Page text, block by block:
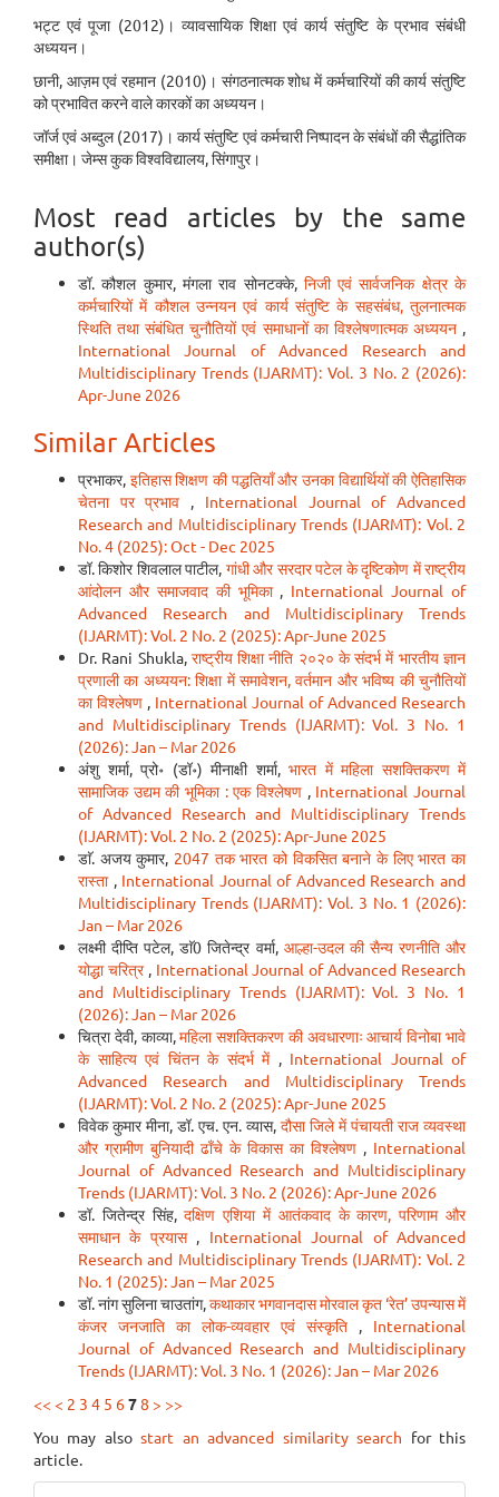
भट्ट एवं पूजा (2012)। व्यावसायिक शिक्षा एवं कार्य संतुष्टि के प्रभाव संबंधी
अध्ययन।
छानी, आज़म एवं रहमान (2010)। संगठनात्मक शोध में कर्मचारियों की कार्य संतुष्टि
को प्रभावित करने वाले कारकों का अध्ययन।
जॉर्ज एवं अब्दुल (2017)। कार्य संतुष्टि एवं कर्मचारी निष्पादन के संबंधों की सैद्धांतिक
समीक्षा। जेम्स कुक विश्वविद्यालय, सिंगापुर।
Most read articles by the same
author(s)
डॉ. कौशल कुमार, मंगला राव सोनटक्के, निजी एवं सार्वजनिक क्षेत्र के
कर्मचारियों में कौशल उन्नयन एवं कार्य संतुष्टि के सहसंबंध, तुलनात्मक
स्थिति तथा संबंधित चुनौतियों एवं समाधानों का विश्लेषणात्मक अध्ययन ,
International Journal of Advanced Research and
Multidisciplinary Trends (IJARMT): Vol. 3 No. 2 (2026):
Apr-June 2026
Similar Articles
प्रभाकर, इतिहास शिक्षण की पद्धतियाँ और उनका विद्यार्थियों की ऐतिहासिक
चेतना पर प्रभाव , International Journal of Advanced
Research and Multidisciplinary Trends (IJARMT): Vol. 2
No. 4 (2025): Oct - Dec 2025
डॉ. किशोर शिवलाल पाटील, गांधी और सरदार पटेल के दृष्टिकोण में राष्ट्रीय
आंदोलन और समाजवाद की भूमिका , International Journal of
Advanced Research and Multidisciplinary Trends
(IJARMT): Vol. 2 No. 2 (2025): Apr-June 2025
Dr. Rani Shukla, राष्ट्रीय शिक्षा नीति २०२० के संदर्भ में भारतीय ज्ञान
प्रणाली का अध्ययन: शिक्षा में समावेशन, वर्तमान और भविष्य की चुनौतियों
का विश्लेषण , International Journal of Advanced Research
and Multidisciplinary Trends (IJARMT): Vol. 3 No. 1
(2026): Jan – Mar 2026
अंशु शर्मा, प्रो॰ (डॉ॰) मीनाक्षी शर्मा, भारत में महिला सशक्तिकरण में
सामाजिक उद्यम की भूमिका : एक विश्लेषण , International Journal
of Advanced Research and Multidisciplinary Trends
(IJARMT): Vol. 2 No. 2 (2025): Apr-June 2025
डाॅ. अजय कुमार, 2047 तक भारत को विकसित बनाने के लिए भारत का
रास्ता , International Journal of Advanced Research and
Multidisciplinary Trends (IJARMT): Vol. 3 No. 1 (2026):
Jan – Mar 2026
लक्ष्मी दीप्ति पटेल, डाॅ0 जितेन्द्र वर्मा, आल्हा-उदल की सैन्य रणनीति और
योद्धा चरित्र , International Journal of Advanced Research
and Multidisciplinary Trends (IJARMT): Vol. 3 No. 1
(2026): Jan – Mar 2026
चित्रा देवी, काव्या,महिला सशक्तिकरण की अवधारणाः आचार्य विनोबा भावे
के साहित्य एवं चिंतन के संदर्भ में , International Journal of
Advanced Research and Multidisciplinary Trends
(IJARMT): Vol. 2 No. 2 (2025): Apr-June 2025
विवेक कुमार मीना, डॉ. एच. एन. व्यास, दौसा जिले में पंचायती राज व्यवस्था
और ग्रामीण बुनियादी ढाँचे के विकास का विश्लेषण , International
Journal of Advanced Research and Multidisciplinary
Trends (IJARMT): Vol. 3 No. 2 (2026): Apr-June 2026
डॉ. जितेन्द्र सिंह,दक्षिण एशिया में आतंकवाद के कारण, परिणाम और
समाधान के प्रयास , International Journal of Advanced
Research and Multidisciplinary Trends (IJARMT): Vol. 2
No. 1 (2025): Jan – Mar 2025
डॉ. नांग सुलिना चाउतांग,कथाकार भगवानदास मोरवाल कृत ‘रेत’ उपन्यास में
कंजर जनजाति का लोक-व्यवहार एवं संस्कृति , International
Journal of Advanced Research and Multidisciplinary
Trends (IJARMT): Vol. 3 No. 1 (2026): Jan – Mar 2026
<< < 2 3 4 5 678 > >>
You may alsostart an advanced similarity search for this
article.